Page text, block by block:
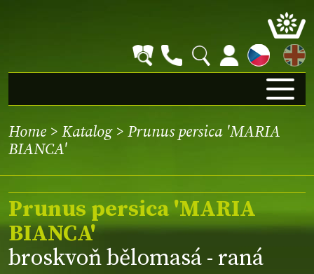
EN
Home > Katalog> Prunus persica 'MARIA
BIANCA'
Prunus persica 'MARIA
BIANCA'
broskvoň bělomasá - raná